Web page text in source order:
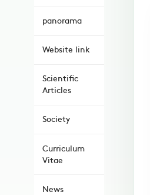
panorama
Website link
Scientific
Articles
Society
Curriculum
Vitae
News